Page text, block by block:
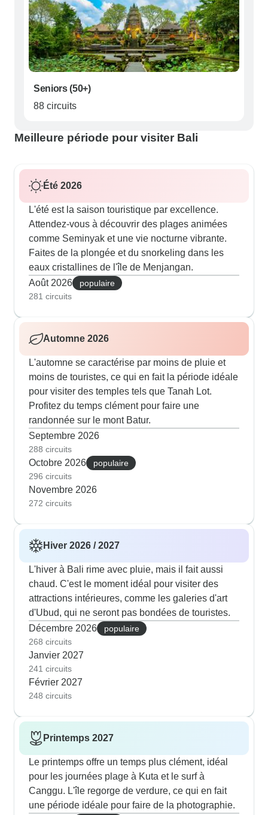
Seniors (50+)
88 circuits
Meilleure période pour visiter Bali
Été 2026
L'été est la saison touristique par excellence.
Attendez-vous à découvrir des plages animées
comme Seminyak et une vie nocturne vibrante.
Faites de la plongée et du snorkeling dans les
eaux cristallines de l'île de Menjangan.
Août 2026
populaire
281 circuits
Automne 2026
L'automne se caractérise par moins de pluie et
moins de touristes, ce qui en fait la période idéale
pour visiter des temples tels que Tanah Lot.
Profitez du temps clément pour faire une
randonnée sur le mont Batur.
Septembre 2026
288 circuits
Octobre 2026
populaire
296 circuits
Novembre 2026
272 circuits
Hiver 2026 / 2027
L'hiver à Bali rime avec pluie, mais il fait aussi
chaud. C'est le moment idéal pour visiter des
attractions intérieures, comme les galeries d'art
d'Ubud, qui ne seront pas bondées de touristes.
Décembre 2026
populaire
268 circuits
Janvier 2027
241 circuits
Février 2027
248 circuits
Printemps 2027
Le printemps offre un temps plus clément, idéal
pour les journées plage à Kuta et le surf à
Canggu. L'île regorge de verdure, ce qui en fait
une période idéale pour faire de la photographie.